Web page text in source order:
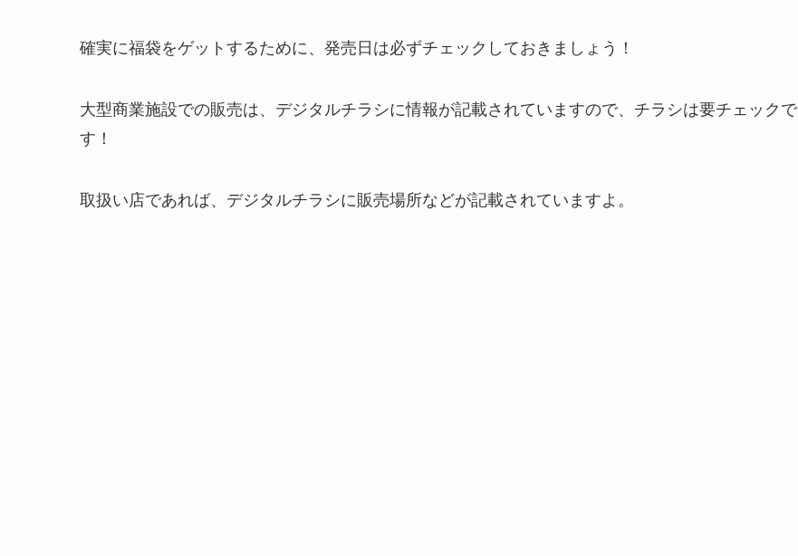
確実に福袋をゲットするために、発売日は必ずチェックしておきましょう！
大型商業施設での販売は、デジタルチラシに情報が記載されていますので、チラシは要チェックで
す！
取扱い店であれば、デジタルチラシに販売場所などが記載されていますよ。